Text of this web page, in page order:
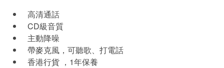
高清通話
CD級音質
主動降噪
帶麥克風，可聽歌、打電話
香港行貨 ，1年保養